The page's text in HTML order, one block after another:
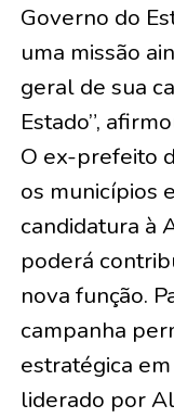
Governo do
uma missão
geral de sua
Estado”,
O ex-prefeito
os municípios
candidatura à
poderá
nova função.
campanha
estratégica
liderado por